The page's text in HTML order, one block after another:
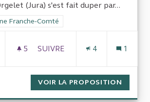
(Jura) s'est fait duper par...
de la catégorie : CRC Bourgogne
Franche-Comté
5 5 ABONNÉS
SUIVRE
4 1
VOIR LA PROPOSITION